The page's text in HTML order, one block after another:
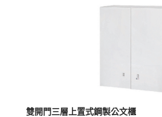
MORE >
雙開門三層上置式鋼製公文櫃